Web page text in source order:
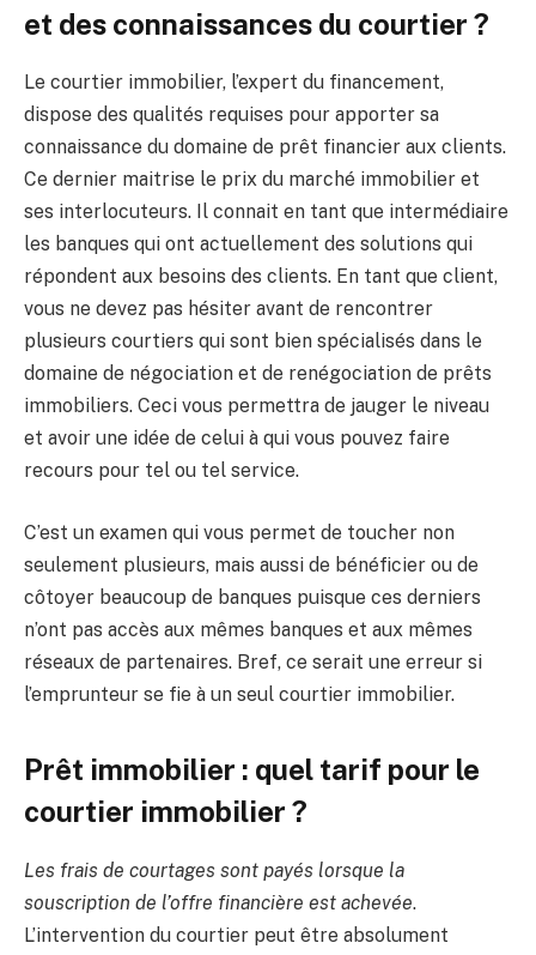
et des connaissances du courtier ?
Le courtier immobilier, l’expert du financement,
dispose des qualités requises pour apporter sa
connaissance du domaine de prêt financier aux clients.
Ce dernier maitrise le prix du marché immobilier et
ses interlocuteurs. Il connait en tant que intermédiaire
les banques qui ont actuellement des solutions qui
répondent aux besoins des clients. En tant que client,
vous ne devez pas hésiter avant de rencontrer
plusieurs courtiers qui sont bien spécialisés dans le
domaine de négociation et de renégociation de prêts
immobiliers. Ceci vous permettra de jauger le niveau
et avoir une idée de celui à qui vous pouvez faire
recours pour tel ou tel service.
C’est un examen qui vous permet de toucher non
seulement plusieurs, mais aussi de bénéficier ou de
côtoyer beaucoup de banques puisque ces derniers
n’ont pas accès aux mêmes banques et aux mêmes
réseaux de partenaires. Bref, ce serait une erreur si
l’emprunteur se fie à un seul courtier immobilier.
Prêt immobilier : quel tarif pour le
courtier immobilier ?
Les frais de courtages sont payés lorsque la
souscription de l’offre financière est achevée.
L’intervention du courtier peut être absolument